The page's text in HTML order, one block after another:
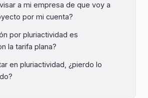
a mi empresa de que voy a
por mi cuenta?
por pluriactividad es
la tarifa plana?
en pluriactividad, ¿pierdo lo